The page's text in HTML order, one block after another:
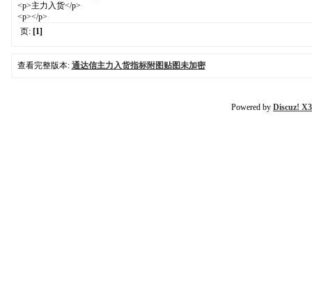
<p>主力入货</p>
<p></p>
页: [1]
查看完整版本: 通达信主力入货指标附图贴图未加密
Powered by Discuz!